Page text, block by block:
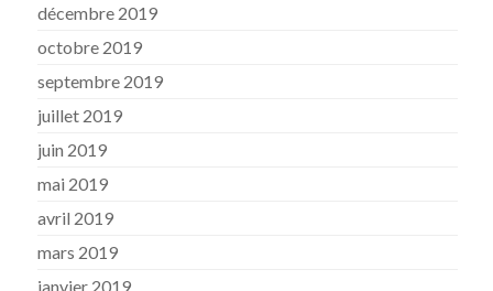
décembre 2019
octobre 2019
septembre 2019
juillet 2019
juin 2019
mai 2019
avril 2019
mars 2019
janvier 2019